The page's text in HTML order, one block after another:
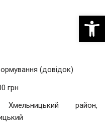
(довідок)
грн
район,